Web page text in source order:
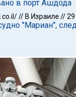
в порт Ашдода
// В Израиле //
"Мариан",